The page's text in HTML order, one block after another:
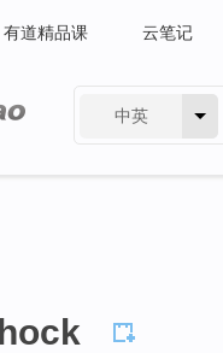
有道精品课 云笔记
中英